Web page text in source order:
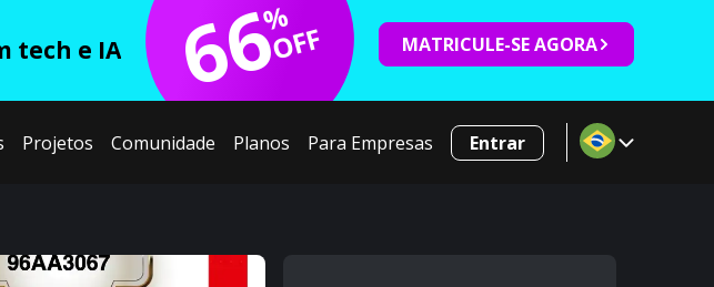
tech e IA 66
%
OFF MATRICULE-SE AGORA
Projetos Comunidade Planos Para Empresas Entrar